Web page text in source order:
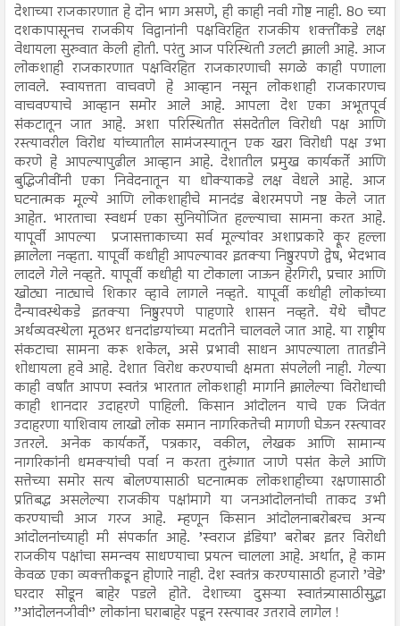
देशाच्या राजकारणात हे दोन भाग असणे, ही काही नवी गोष्ट नाही. 80 च्या
दशकापासूनच राजकीय विद्वानांनी पक्षविरहित राजकीय शक्तींकडे लक्ष
वेधायला सुरुवात केली होती. परंतु आज परिस्थिती उलटी झाली आहे. आज
लोकशाही राजकारणात पक्षविरहित राजकारणाची सगळे काही पणाला
लावले. स्वायत्तता वाचवणे हे आव्हान नसून लोकशाही राजकारणच
वाचवण्याचे आव्हान समोर आले आहे. आपला देश एका अभूतपूर्व
संकटातून जात आहे. अशा परिस्थितीत संसदेतील विरोधी पक्ष आणि
रस्त्यावरील विरोध यांच्यातील सामंजस्यातून एक खरा विरोधी पक्ष उभा
करणे हे आपल्यापुढील आव्हान आहे. देशातील प्रमुख कार्यकर्ते आणि
बुद्धिजीवींनी एका निवेदनातून या धोक्याकडे लक्ष वेधले आहे. आज
घटनात्मक मूल्ये आणि लोकशाहीचे मानदंड बेशरमपणे नष्ट केले जात
आहेत. भारताचा स्वधर्म एका सुनियोजित हल्ल्याचा सामना करत आहे.
यापूर्वी आपल्या प्रजासत्ताकाच्या सर्व मूल्यांवर अशाप्रकारे क्रूर हल्ला
झालेला नव्हता. यापूर्वी कधीही आपल्यावर इतक्या निष्ठुरपणे द्वेष, भेदभाव
लादले गेले नव्हते. यापूर्वी कधीही या टोकाला जाऊन हेरगिरी, प्रचार आणि
खोट्या नाट्याचे शिकार व्हावे लागले नव्हते. यापूर्वी कधीही लोकांच्या
दैन्यावस्थेकडे इतक्या निष्ठुरपणे पाहणारे शासन नव्हते. येथे चौपट
अर्थव्यवस्थेला मूठभर धनदांडग्यांच्या मदतीने चालवले जात आहे. या राष्ट्रीय
संकटाचा सामना करू शकेल, असे प्रभावी साधन आपल्याला तातडीने
शोधायला हवे आहे. देशात विरोध करण्याची क्षमता संपलेली नाही. गेल्या
काही वर्षांत आपण स्वतंत्र भारतात लोकशाही मार्गाने झालेल्या विरोधाची
काही शानदार उदाहरणे पाहिली. किसान आंदोलन याचे एक जिवंत
उदाहरणा याशिवाय लाखो लोक समान नागरिकतेची मागणी घेऊन रस्त्यावर
उतरले. अनेक कार्यकर्ते, पत्रकार, वकील, लेखक आणि सामान्य
नागरिकांनी धमक्यांची पर्वा न करता तुरुंगात जाणे पसंत केले आणि
सत्तेच्या समोर सत्य बोलण्यासाठी घटनात्मक लोकशाहीच्या रक्षणासाठी
प्रतिबद्ध असलेल्या राजकीय पक्षांमागे या जनआंदोलनांची ताकद उभी
करण्याची आज गरज आहे. म्हणून किसान आंदोलनाबरोबरच अन्य
आंदोलनांच्याही मी संपर्कात आहे. ’स्वराज इंडिया’ बरोबर इतर विरोधी
राजकीय पक्षांचा समन्वय साधण्याचा प्रयत्न चालला आहे. अर्थात, हे काम
केवळ एका व्यक्तीकडून होणारे नाही. देश स्वतंत्र करण्यासाठी हजारो ’वेडे’
घरदार सोडून बाहेर पडले होते. देशाच्या दुसऱ्या स्वातंत्र्यासाठीसुद्धा
’’आंदोलनजीवी‘’ लोकांना घराबाहेर पडून रस्त्यावर उतरावे लागेल !